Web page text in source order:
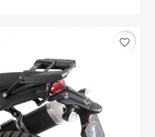
favorite_border